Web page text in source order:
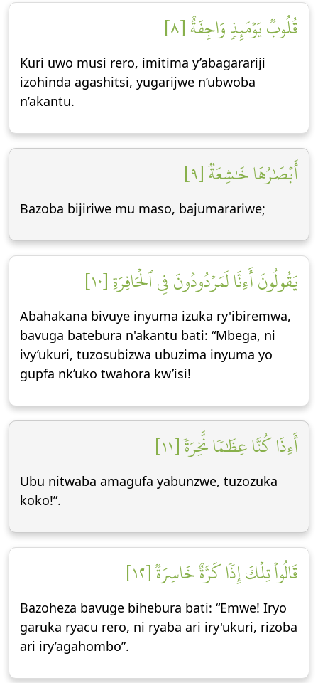
قُلُوبٞ يَوۡمَئِذٖ وَاجِفَةٌ [٨]
Kuri uwo musi rero, imitima y’abagarariji
izohinda agashitsi, yugarijwe n’ubwoba
n’akantu.
أَبۡصَٰرُهَا خَٰشِعَةٞ [٩]
Bazoba bijiriwe mu maso, bajumarariwe;
يَقُولُونَ أَءِنَّا لَمَرۡدُودُونَ فِي ٱلۡحَافِرَةِ [١٠]
Abahakana bivuye inyuma izuka ry'ibiremwa,
bavuga batebura n'akantu bati: “Mbega, ni
ivy’ukuri, tuzosubizwa ubuzima inyuma yo
gupfa nk’uko twahora kw’isi!
أَءِذَا كُنَّا عِظَٰمٗا نَّخِرَةٗ [١١]
Ubu nitwaba amagufa yabunzwe, tuzozuka
koko!”.
قَالُواْ تِلۡكَ إِذٗا كَرَّةٌ خَاسِرَةٞ [١٢]
Bazoheza bavuge bihebura bati: “Emwe! Iryo
garuka ryacu rero, ni ryaba ari iry'ukuri, rizoba
ari iry’agahombo”.